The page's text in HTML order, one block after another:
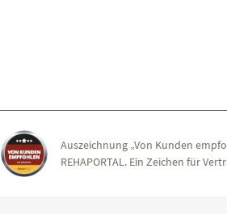
Auszeichnung „Von Kunden
REHAPORTAL. Ein Zeichen für